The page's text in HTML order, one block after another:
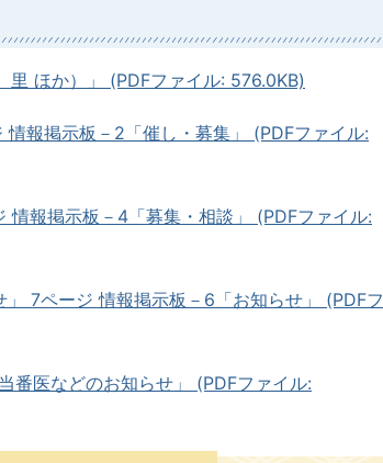
里 ほか）」 (PDFファイル: 576.0KB)
報掲示板－2「催し・募集」 (PDFファイル:
報掲示板－4「募集・相談」 (PDFファイル:
7ページ 情報掲示板－6「お知らせ」 (PDFフ
番医などのお知らせ」 (PDFファイル: